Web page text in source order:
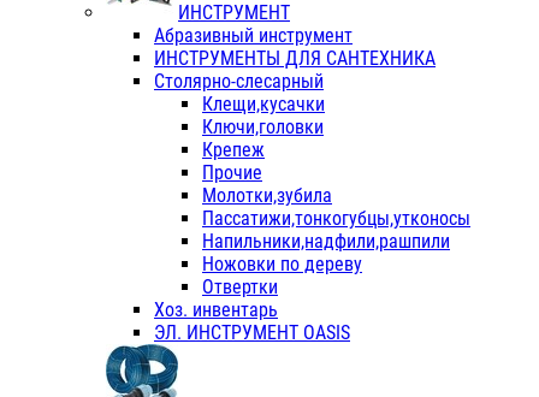
ИНСТРУМЕНТ
Абразивный инструмент
ИНСТРУМЕНТЫ ДЛЯ САНТЕХНИКА
Столярно-слесарный
Клещи,кусачки
Ключи,головки
Крепеж
Прочие
Молотки,зубила
Пассатижи,тонкогубцы,утконосы
Напильники,надфили,рашпили
Ножовки по дереву
Отвертки
Хоз. инвентарь
ЭЛ. ИНСТРУМЕНТ OASIS